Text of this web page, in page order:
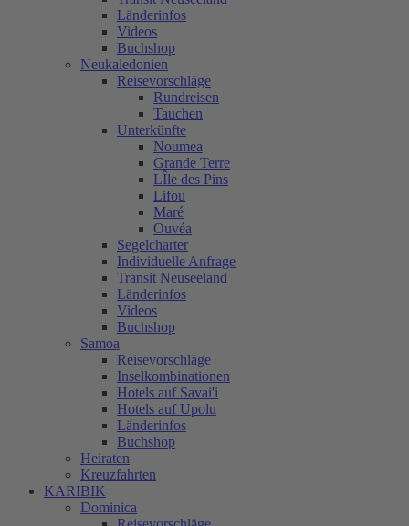
Länderinfos
Videos
Buchshop
Neukaledonien
Reisevorschläge
Rundreisen
Tauchen
Unterkünfte
Noumea
Grande Terre
LÎle des Pins
Lifou
Maré
Ouvéa
Segelcharter
Individuelle Anfrage
Transit Neuseeland
Länderinfos
Videos
Buchshop
Samoa
Reisevorschläge
Inselkombinationen
Hotels auf Savai'i
Hotels auf Upolu
Länderinfos
Buchshop
Heiraten
Kreuzfahrten
KARIBIK
Dominica